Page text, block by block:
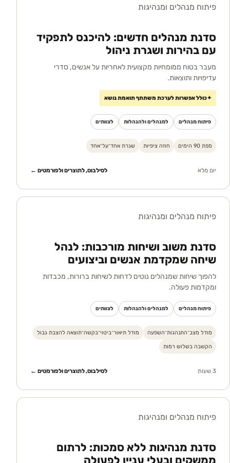
פיתוח מנהלים ומנהיגות
סדנת מנהלים חדשים: להיכנס לתפקיד
עם בהירות ושגרת ניהול
מעבר בטוח ממומחיות מקצועית לאחריות על אנשים, סדרי
עדיפויות ותוצאות.
✦כולל אפשרות לערכת משתתף תואמת נושא
פיתוח מנהלים למנהלים ולהנהלות לצוותים
מפת 90 הימים חוזה ציפיות שגרת אחד־על־אחד
יום מלא לסילבוס, לתוצרים ולפורמטים ←
פיתוח מנהלים ומנהיגות
סדנת משוב ושיחות מורכבות: לנהל
שיחה שמקדמת אנשים וביצועים
להפוך שיחות שמנהלים נוטים לדחות לשיחות ברורות, מכבדות
ומקדמות פעולה.
פיתוח מנהלים למנהלים ולהנהלות לצוותים
מודל מצב־התנהגות־השפעה מודל תיאור־ביטוי־בקשה־תוצאה להצבת גבול
הקשבה בשלוש רמות
3 שעות לסילבוס, לתוצרים ולפורמטים ←
פיתוח מנהלים ומנהיגות
סדנת מנהיגות ללא סמכות: לרתום
ממשקים ובעלי עניין לפעולה